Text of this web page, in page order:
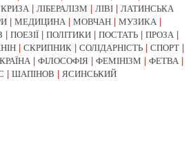
КРИЗА ЛІБЕРАЛІЗМ ЛІВІ
ЛАТИНСЬКА
МЕДИЦИНА МОВЧАН МУЗИКА
ПОЕЗІЇ ПОЛІТИКИ ПОСТАТЬ ПРОЗА
СКРИПНИК СОЛІДАРНІСТЬ СПОРТ
ФІЛОСОФІЯ ФЕМІНІЗМ ФЕТВА
ШАПІНОВ ЯСИНСЬКИЙ